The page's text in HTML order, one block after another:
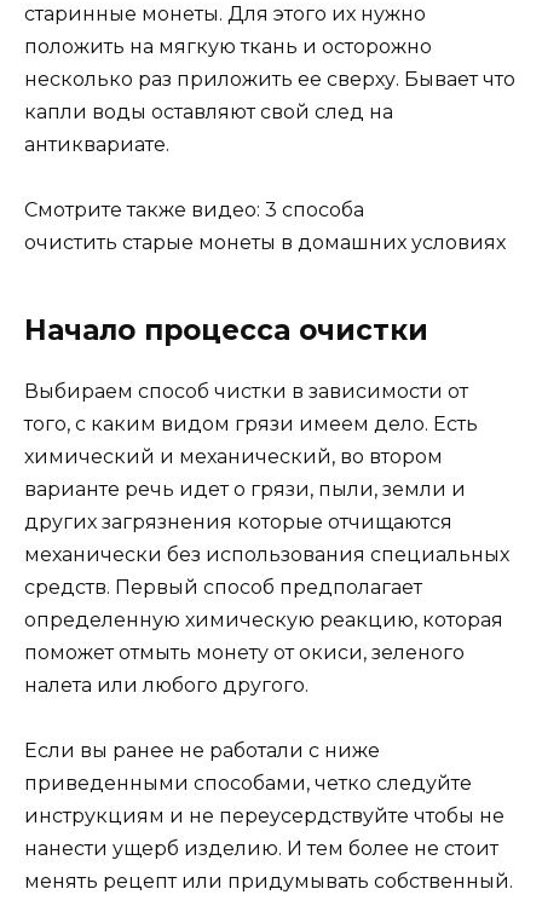
старинные монеты. Для этого их нужно
положить на мягкую ткань и осторожно
несколько раз приложить ее сверху. Бывает что
капли воды оставляют свой след на
антиквариате.
Смотрите также видео: 3 способа
очистить старые монеты в домашних условиях
Начало процесса очистки
Выбираем способ чистки в зависимости от
того, с каким видом грязи имеем дело. Есть
химический и механический, во втором
варианте речь идет о грязи, пыли, земли и
других загрязнения которые отчищаются
механически без использования специальных
средств. Первый способ предполагает
определенную химическую реакцию, которая
поможет отмыть монету от окиси, зеленого
налета или любого другого.
Если вы ранее не работали с ниже
приведенными способами, четко следуйте
инструкциям и не переусердствуйте чтобы не
нанести ущерб изделию. И тем более не стоит
менять рецепт или придумывать собственный.